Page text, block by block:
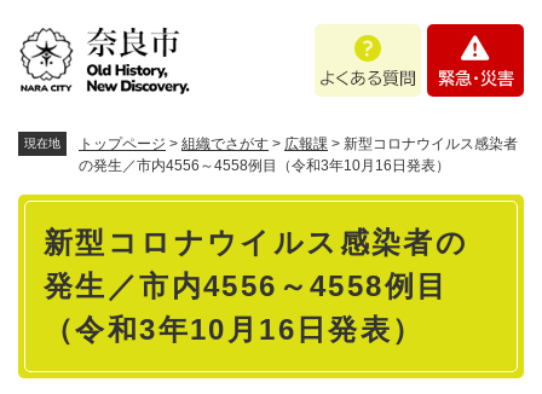
あ
問
・
現在地 トップページ > 組織でさがす > 広報課 > 新型コロナウイルス感染者
の発生／市内4556～4558例目（令和3年10月16日発表）
本
新型コロナウイルス感染者の
発生／市内4556～4558例目
（令和3年10月16日発表）